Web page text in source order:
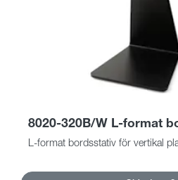
8020-320B/W L-format
L-format bordsstativ för vertikal